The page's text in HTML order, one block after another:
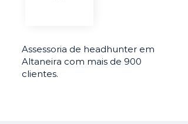
Assessoria de headhunter em
Altaneira com mais de 900
clientes.